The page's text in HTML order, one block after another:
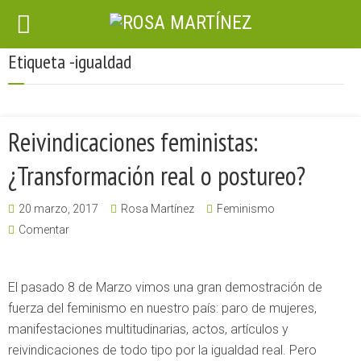
Etiqueta -igualdad
Reivindicaciones feministas:
¿Transformación real o postureo?
20 marzo, 2017 Rosa Martínez
Feminismo
Comentar
El pasado 8 de Marzo vimos una gran demostración de
fuerza del feminismo en nuestro país: paro de mujeres,
manifestaciones multitudinarias, actos, artículos y
reivindicaciones de todo tipo por la igualdad real. Pero